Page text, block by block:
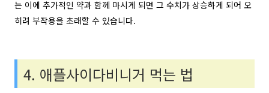
는 이에 추가적인 약과 함께 마시게 되면 그 수치가 상승하게 되어 오
히려 부작용을 초래할 수 있습니다.
4. 애플사이다비니거 먹는 법